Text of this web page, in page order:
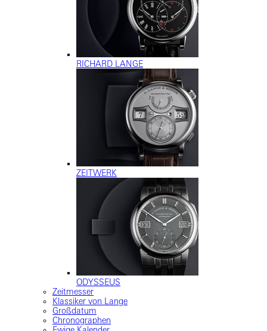
RICHARD LANGE
ZEITWERK
ODYSSEUS
Zeitmesser
Klassiker von Lange
Großdatum
Chronographen